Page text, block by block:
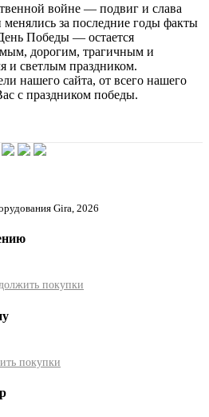
войне — подвиг и слава
за последние годы факты
Победы — остается
дорогим, трагичным и
и светлым праздником.
сайта, от всего нашего
с праздником победы.
Gira, 2026
покупки
покупки